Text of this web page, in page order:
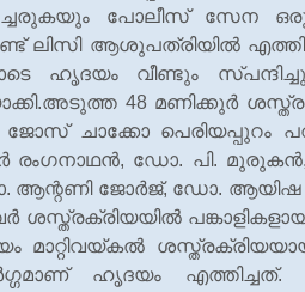
പോലീസ് സേന
ലിസി ആശുപത്രിയില്‍
ഹൃദയം വീണ്ടും
48 മണിക്കുര്‍
ജോസ് ചാക്കോ
രംഗനാഥന്‍, ഡോ. പി.
ജോര്‍ജ്, ഡോ. ആയിഷ
മാറ്റിവയ്കല്‍
ഹൃദയം എത്തിച്ചത്.